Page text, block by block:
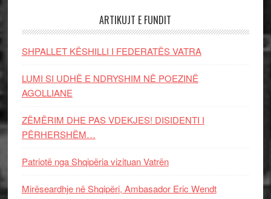
ARTIKUJT E FUNDIT
SHPALLET KËSHILLI I FEDERATËS VATRA
LUMI SI UDHË E NDRYSHIM NË POEZINË
AGOLLIANE
ZËMËRIM DHE PAS VDEKJES! DISIDENTI I
PËRHERSHËM…
Patriotë nga Shqipëria vizituan Vatrën
Mirëseardhje në Shqipëri, Ambasador Eric Wendt